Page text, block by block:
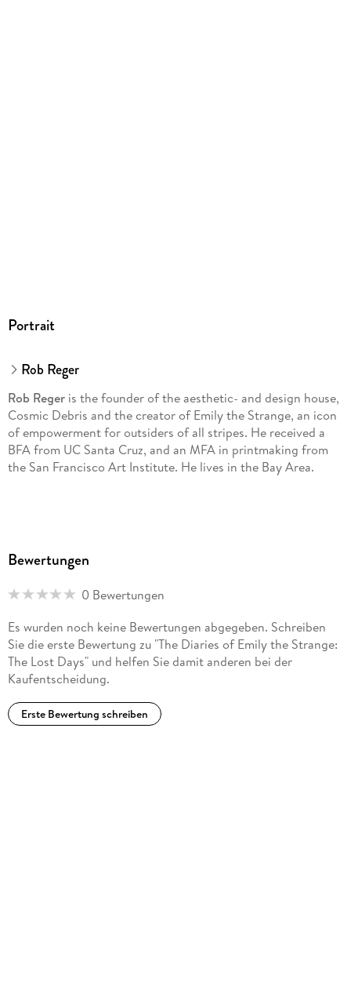
Portrait
Rob Reger
Rob Regeris the founder of the aesthetic- and design house,
Cosmic Debris and the creator of Emily the Strange, an icon
of empowerment for outsiders of all stripes. He received a
BFA from UC Santa Cruz, and an MFA in printmaking from
the San Francisco Art Institute. He lives in the Bay Area.
Bewertungen
0 Bewertungen
Es wurden noch keine Bewertungen abgegeben. Schreiben
Sie die erste Bewertung zu "The Diaries of Emily the Strange:
The Lost Days" und helfen Sie damit anderen bei der
Kaufentscheidung.
Erste Bewertung schreiben